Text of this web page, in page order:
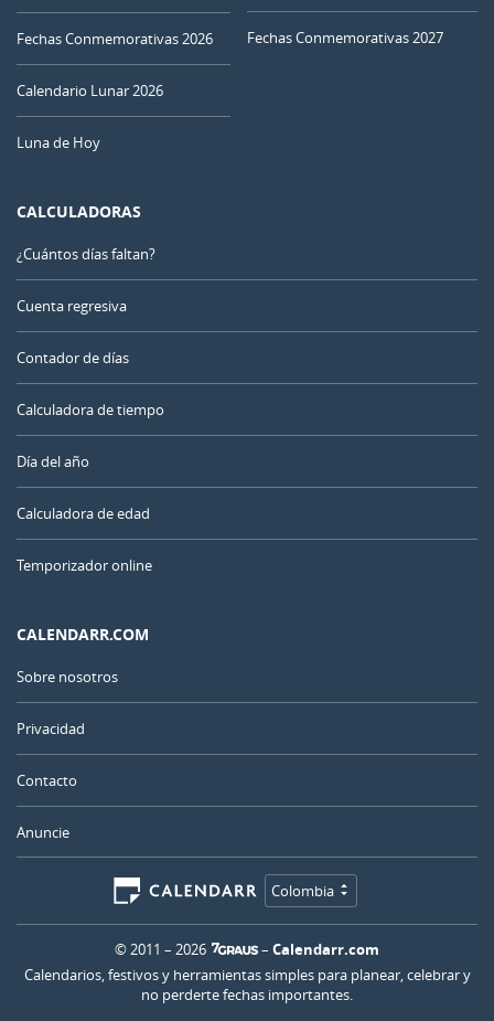
Fechas Conmemorativas 2026
Calendario Lunar 2026
Luna de Hoy
Fechas Conmemorativas 2027
CALCULADORAS
¿Cuántos días faltan?
Cuenta regresiva
Contador de días
Calculadora de tiempo
Día del año
Calculadora de edad
Temporizador online
CALENDARR.COM
Sobre nosotros
Privacidad
Contacto
Anuncie
Colombia
© 2011 – 2026 – Calendarr.com
Calendarios, festivos y herramientas simples para planear, celebrar y
no perderte fechas importantes.